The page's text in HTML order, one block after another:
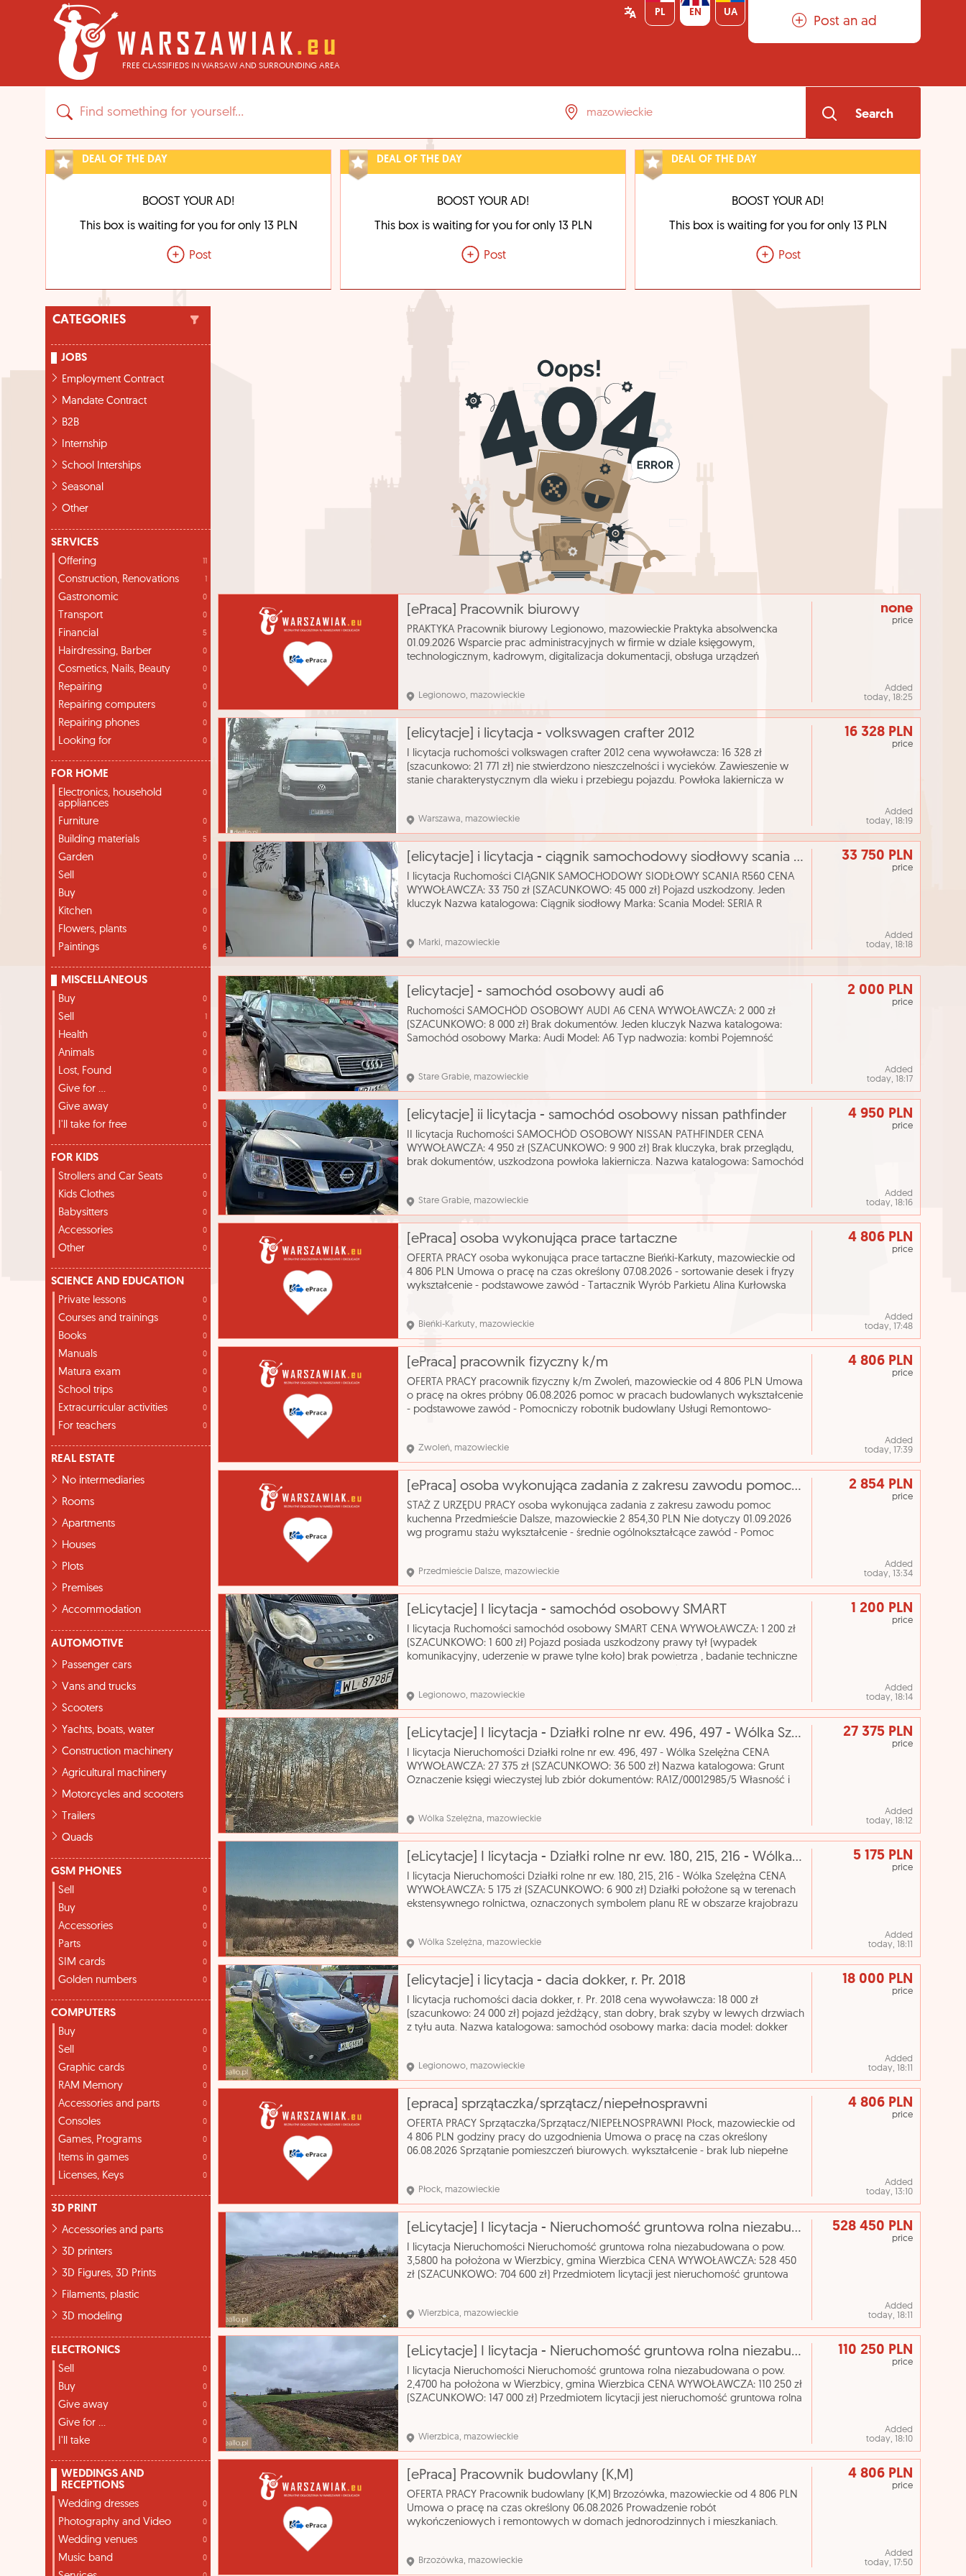
FREE CLASSIFIEDS IN WARSAW AND SURROUNDING AREA
Post an ad
PL EN UA
Search
DEAL OF THE DAY
BOOST YOUR AD!
This box is waiting for you for only 13 PLN
Post
DEAL OF THE DAY
BOOST YOUR AD!
This box is waiting for you for only 13 PLN
Post
DEAL OF THE DAY
BOOST YOUR AD!
This box is waiting for you for only 13 PLN
Post
CATEGORIES
JOBS
Employment Contract
Mandate Contract
B2B
Internship
School Interships
Seasonal
Other
SERVICES
Offering
Construction, Renovations
Gastronomic 0
Transport 0
Financial 5
Hairdressing, Barber 0
Cosmetics, Nails, Beauty 0
Repairing 0
Repairing computers 0
Repairing phones 0
Looking for 0
FOR HOME
Electronics, household
appliances
0
Furniture 0
Building materials 5
Garden 0
Sell 0
Buy 0
Kitchen 0
Flowers, plants 0
Paintings 6
MISCELLANEOUS
Buy 0
Sell
Health 0
Animals 0
Lost, Found 0
Give for ... 0
Give away 0
I'll take for free 0
FOR KIDS
Strollers and Car Seats 0
Kids Clothes 0
Babysitters 0
Accessories 0
Other 0
SCIENCE AND EDUCATION
Private lessons 0
Courses and trainings 0
Books 0
Manuals 0
Matura exam 0
School trips 0
Extracurricular activities 0
For teachers 0
REAL ESTATE
No intermediaries
Rooms
Apartments
Houses
Plots
Premises
Accommodation
AUTOMOTIVE
Passenger cars
Vans and trucks
Scooters
Yachts, boats, water
Construction machinery
Agricultural machinery
Motorcycles and scooters
Trailers
Quads
GSM PHONES
Sell 0
Buy 0
Accessories 0
Parts 0
SIM cards 0
Golden numbers 0
COMPUTERS
Buy 0
Sell 0
Graphic cards 0
RAM Memory 0
Accessories and parts 0
Consoles 0
Games, Programs 0
Items in games 0
Licenses, Keys 0
3D PRINT
Accessories and parts
3D printers
3D Figures, 3D Prints
Filaments, plastic
3D modeling
ELECTRONICS
Sell 0
Buy 0
Give away 0
Give for ... 0
I'll take 0
WEDDINGS AND
RECEPTIONS
Wedding dresses 0
Photography and Video 0
Wedding venues 0
Music band 0
[ePraca] Pracownik biurowy
PRAKTYKA Pracownik biurowy Legionowo, mazowieckie Praktyka absolwencka
01.09.2026 Wsparcie prac administracyjnych w firmie w dziale księgowym,
technologicznym, kadrowym, digitalizacja dokumentacji, obsługa urządzeń
none
price
Added
today, 18:25
Legionowo, mazowieckie
[elicytacje] i licytacja - volkswagen crafter 2012
I licytacja ruchomości volkswagen crafter 2012 cena wywoławcza: 16 328 zł
(szacunkowo: 21 771 zł) nie stwierdzono nieszczelności i wycieków. Zawieszenie w
stanie charakterystycznym dla wieku i przebiegu pojazdu. Powłoka lakiernicza w
16 328 PLN
price
Added
today, 18:19
Warszawa, mazowieckie
[elicytacje] i licytacja - ciągnik samochodowy siodłowy scania r560
I licytacja Ruchomości CIĄGNIK SAMOCHODOWY SIODŁOWY SCANIA R560 CENA
WYWOŁAWCZA: 33 750 zł (SZACUNKOWO: 45 000 zł) Pojazd uszkodzony. Jeden
kluczyk Nazwa katalogowa: Ciągnik siodłowy Marka: Scania Model: SERIA R
33 750 PLN
price
Added
today, 18:18
Marki, mazowieckie
[elicytacje] - samochód osobowy audi a6
Ruchomości SAMOCHÓD OSOBOWY AUDI A6 CENA WYWOŁAWCZA: 2 000 zł
(SZACUNKOWO: 8 000 zł) Brak dokumentów. Jeden kluczyk Nazwa katalogowa:
Samochód osobowy Marka: Audi Model: A6 Typ nadwozia: kombi Pojemność
2 000 PLN
price
Added
today, 18:17
Stare Grabie, mazowieckie
[elicytacje] ii licytacja - samochód osobowy nissan pathfinder
II licytacja Ruchomości SAMOCHÓD OSOBOWY NISSAN PATHFINDER CENA
WYWOŁAWCZA: 4 950 zł (SZACUNKOWO: 9 900 zł) Brak kluczyka, brak przeglądu,
brak dokumentów, uszkodzona powłoka lakiernicza. Nazwa katalogowa: Samochód
4 950 PLN
price
Added
today, 18:16
Stare Grabie, mazowieckie
[ePraca] osoba wykonująca prace tartaczne
OFERTA PRACY osoba wykonująca prace tartaczne Bieńki-Karkuty, mazowieckie od
4 806 PLN Umowa o pracę na czas określony 07.08.2026 - sortowanie desek i fryzy
wykształcenie - podstawowe zawód - Tartacznik Wyrób Parkietu Alina Kurłowska
4 806 PLN
price
Added
today, 17:48
Bieńki-Karkuty, mazowieckie
[ePraca] pracownik fizyczny k/m
OFERTA PRACY pracownik fizyczny k/m Zwoleń, mazowieckie od 4 806 PLN Umowa
o pracę na okres próbny 06.08.2026 pomoc w pracach budowlanych wykształcenie
- podstawowe zawód - Pomocniczy robotnik budowlany Usługi Remontowo-
4 806 PLN
price
Added
today, 17:39
Zwoleń, mazowieckie
[ePraca] osoba wykonująca zadania z zakresu zawodu pomoc kuchenna
STAŻ Z URZĘDU PRACY osoba wykonująca zadania z zakresu zawodu pomoc
kuchenna Przedmieście Dalsze, mazowieckie 2 854,30 PLN Nie dotyczy 01.09.2026
wg programu stażu wykształcenie - średnie ogólnokształcące zawód - Pomoc
2 854 PLN
price
Added
today, 13:34
Przedmieście Dalsze, mazowieckie
[eLicytacje] I licytacja - samochód osobowy SMART
I licytacja Ruchomości samochód osobowy SMART CENA WYWOŁAWCZA: 1 200 zł
(SZACUNKOWO: 1 600 zł) Pojazd posiada uszkodzony prawy tył (wypadek
komunikacyjny, uderzenie w prawe tylne koło) brak powietrza , badanie techniczne
1 200 PLN
price
Added
today, 18:14
Legionowo, mazowieckie
[eLicytacje] I licytacja - Działki rolne nr ew. 496, 497 - Wólka Szelężna
I licytacja Nieruchomości Działki rolne nr ew. 496, 497 - Wólka Szelężna CENA
WYWOŁAWCZA: 27 375 zł (SZACUNKOWO: 36 500 zł) Nazwa katalogowa: Grunt
Oznaczenie księgi wieczystej lub zbiór dokumentów: RA1Z/00012985/5 Własność i
27 375 PLN
price
Added
today, 18:12
Wólka Szelężna, mazowieckie
[eLicytacje] I licytacja - Działki rolne nr ew. 180, 215, 216 - Wólka Szelężna
I licytacja Nieruchomości Działki rolne nr ew. 180, 215, 216 - Wólka Szelężna CENA
WYWOŁAWCZA: 5 175 zł (SZACUNKOWO: 6 900 zł) Działki położone są w terenach
ekstensywnego rolnictwa, oznaczonych symbolem planu RE w obszarze krajobrazu
5 175 PLN
price
Added
today, 18:11
Wólka Szelężna, mazowieckie
[elicytacje] i licytacja - dacia dokker, r. Pr. 2018
I licytacja ruchomości dacia dokker, r. Pr. 2018 cena wywoławcza: 18 000 zł
(szacunkowo: 24 000 zł) pojazd jeżdżący, stan dobry, brak szyby w lewych drzwiach
z tyłu auta. Nazwa katalogowa: samochód osobowy marka: dacia model: dokker
18 000 PLN
price
Added
today, 18:11
Legionowo, mazowieckie
[epraca] sprzątaczka/sprzątacz/niepełnosprawni
OFERTA PRACY Sprzątaczka/Sprzątacz/NIEPEŁNOSPRAWNI Płock, mazowieckie od
4 806 PLN godziny pracy do uzgodnienia Umowa o pracę na czas określony
06.08.2026 Sprzątanie pomieszczeń biurowych. wykształcenie - brak lub niepełne
4 806 PLN
price
Added
today, 13:10
Płock, mazowieckie
[eLicytacje] I licytacja - Nieruchomość gruntowa rolna niezabudowana o pow. 3,5800 ha położona w Wie
I licytacja Nieruchomości Nieruchomość gruntowa rolna niezabudowana o pow.
3,5800 ha położona w Wierzbicy, gmina Wierzbica CENA WYWOŁAWCZA: 528 450
zł (SZACUNKOWO: 704 600 zł) Przedmiotem licytacji jest nieruchomość gruntowa
528 450 PLN
price
Added
today, 18:11
Wierzbica, mazowieckie
[eLicytacje] I licytacja - Nieruchomość gruntowa rolna niezabudowana o pow. 2,4700 ha położona w Wie
I licytacja Nieruchomości Nieruchomość gruntowa rolna niezabudowana o pow.
2,4700 ha położona w Wierzbicy, gmina Wierzbica CENA WYWOŁAWCZA: 110 250 zł
(SZACUNKOWO: 147 000 zł) Przedmiotem licytacji jest nieruchomość gruntowa rolna
110 250 PLN
price
Added
today, 18:10
Wierzbica, mazowieckie
[ePraca] Pracownik budowlany (K,M)
OFERTA PRACY Pracownik budowlany (K,M) Brzozówka, mazowieckie od 4 806 PLN
Umowa o pracę na czas określony 06.08.2026 Prowadzenie robót
wykończeniowych i remontowych w domach jednorodzinnych i mieszkaniach.
4 806 PLN
price
Added
today, 17:50
Brzozówka, mazowieckie